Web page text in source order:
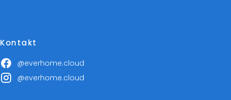
Kontakt
@everhome.cloud
@everhome.cloud